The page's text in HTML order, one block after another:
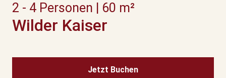
Wilder Kaiser
2 - 4 Personen | 60 m²
Jetzt Buchen